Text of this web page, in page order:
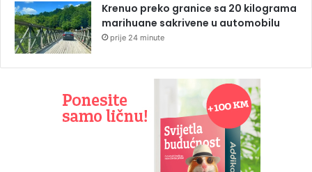
Krenuo preko granice sa 20 kilograma
marihuane sakrivene u automobilu
prije 24 minute